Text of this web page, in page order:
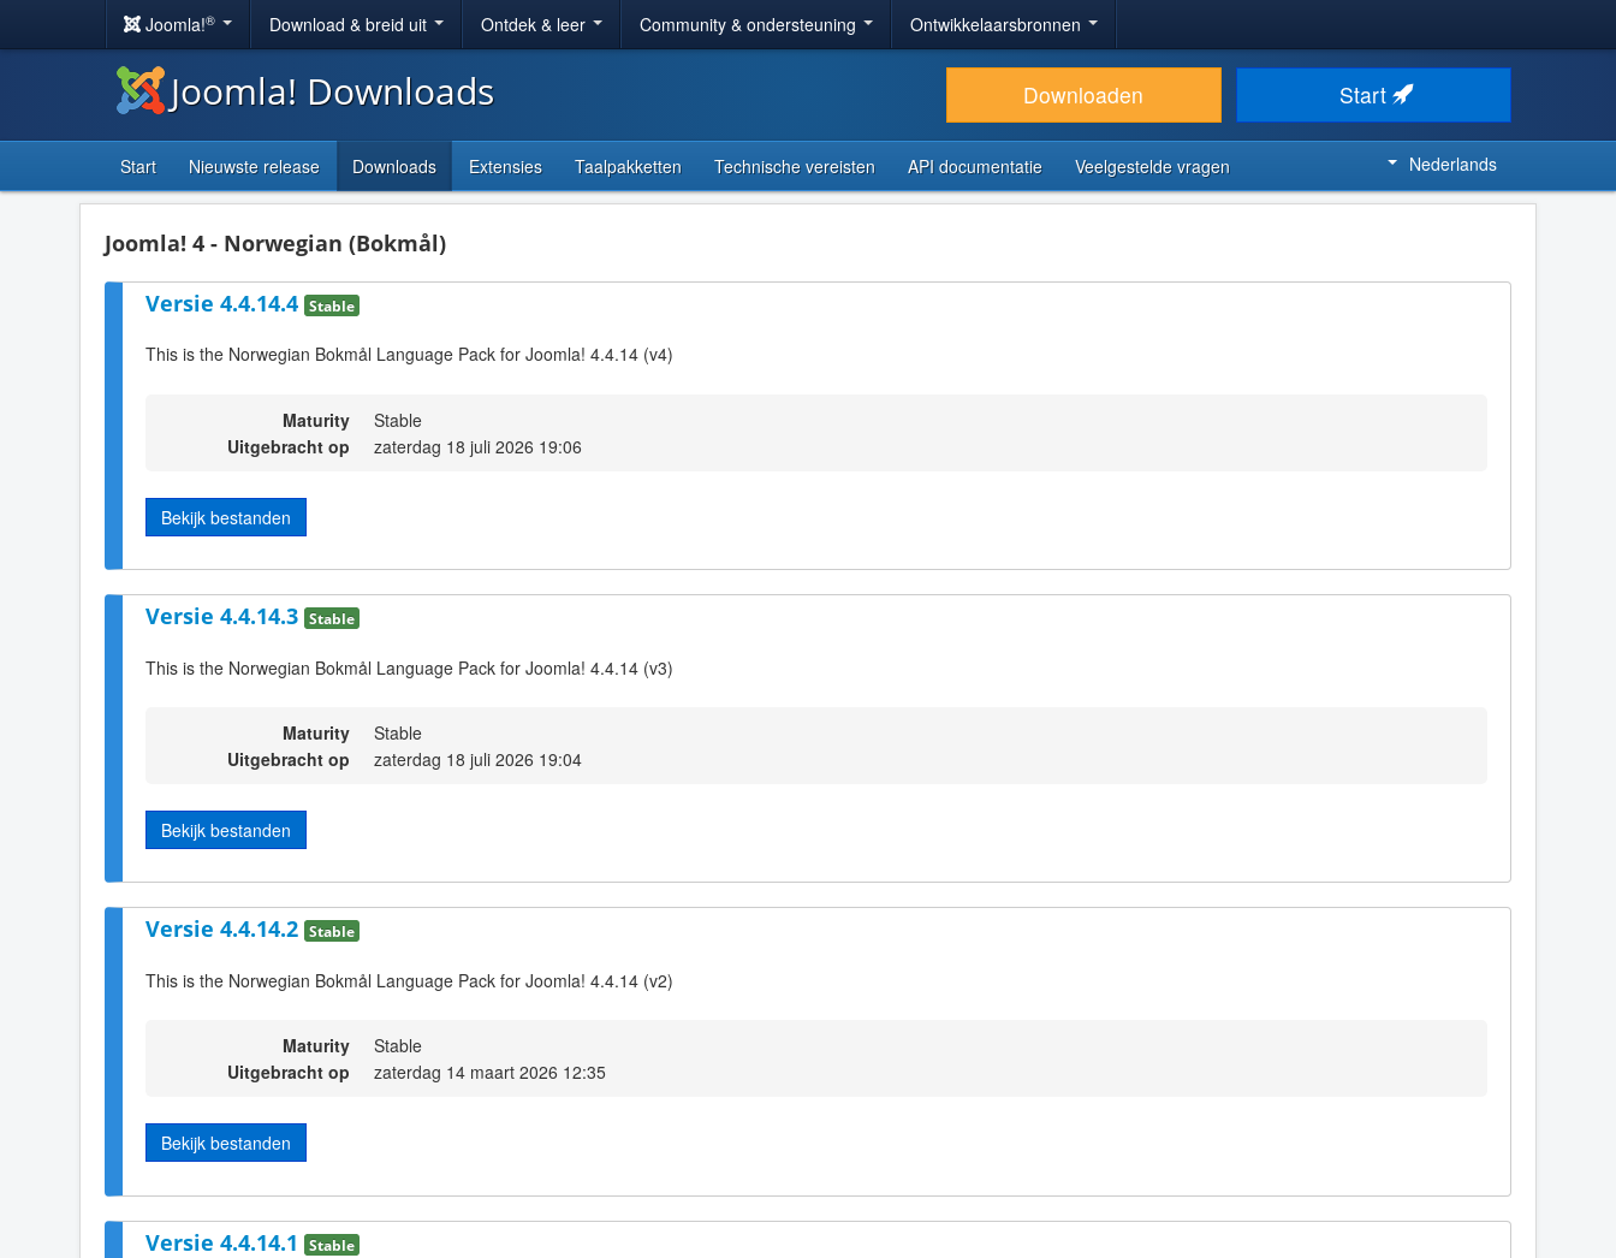
Joomla!® Download & breid uit Ontdek & leer Community & ondersteuning Ontwikkelaarsbronnen
Joomla! Downloads Downloaden Start
Start Nieuwste release Downloads Extensies Taalpakketten Technische vereisten API documentatie Veelgestelde vragen Nederlands
Joomla! 4 - Norwegian (Bokmål)
Versie 4.4.14.4 Stable
This is the Norwegian Bokmål Language Pack for Joomla! 4.4.14 (v4)
Maturity
Stable
Uitgebracht op
zaterdag 18 juli 2026 19:06
Bekijk bestanden
Versie 4.4.14.3 Stable
This is the Norwegian Bokmål Language Pack for Joomla! 4.4.14 (v3)
Maturity
Stable
Uitgebracht op
zaterdag 18 juli 2026 19:04
Bekijk bestanden
Versie 4.4.14.2 Stable
This is the Norwegian Bokmål Language Pack for Joomla! 4.4.14 (v2)
Maturity
Stable
Uitgebracht op
zaterdag 14 maart 2026 12:35
Bekijk bestanden
Versie 4.4.14.1 Stable